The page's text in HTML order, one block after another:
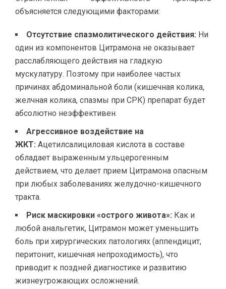
объясняется следующими факторами:
Отсутствие спазмолитического действия: Ни
один из компонентов Цитрамона не оказывает
расслабляющего действия на гладкую
мускулатуру. Поэтому при наиболее частых
причинах абдоминальной боли (кишечная колика,
желчная колика, спазмы при СРК) препарат будет
абсолютно неэффективен.
Агрессивное воздействие на
ЖКТ: Ацетилсалициловая кислота в составе
обладает выраженным ульцерогенным
действием, что делает прием Цитрамона опасным
при любых заболеваниях желудочно-кишечного
тракта.
Риск маскировки «острого живота»: Как и
любой анальгетик, Цитрамон может уменьшить
боль при хирургических патологиях (аппендицит,
перитонит, кишечная непроходимость), что
приводит к поздней диагностике и развитию
жизнеугрожающих осложнений.